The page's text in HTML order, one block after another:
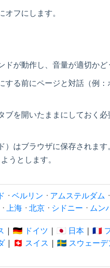
フにします。
が動作し、音量が適切かど
る前にページと対話（例
ブを開いたままにしておく
はブラウザに保存されま
うとします。
· ベルリン · アムステルダム ·
· 上海 · 北京 · シドニー · ムン
| 🇩🇪 ドイツ | 🇯🇵 日本 | 🇫🇷
| 🇨🇭 スイス | 🇸🇪 スウェーデ